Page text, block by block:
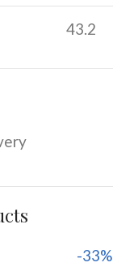
43.2
-33%